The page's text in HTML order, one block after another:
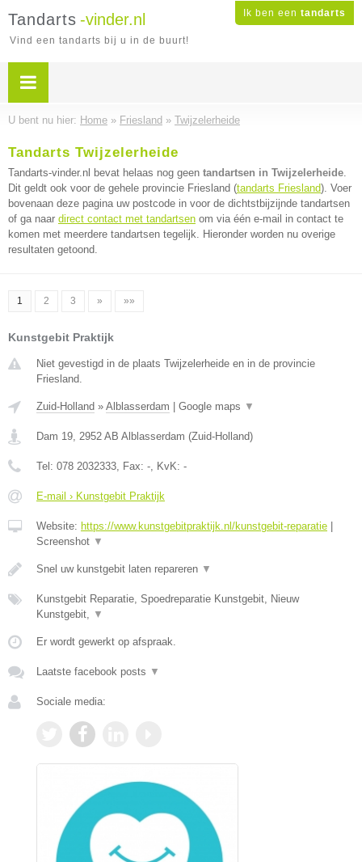
Ik ben een tandarts
Tandarts -vinder.nl
Vind een tandarts bij u in de buurt!
U bent nu hier: Home » Friesland » Twijzelerheide
Tandarts Twijzelerheide
Tandarts-vinder.nl bevat helaas nog geen tandartsen in Twijzelerheide.
Dit geldt ook voor de gehele provincie Friesland (tandarts Friesland). Voer
bovenaan deze pagina uw postcode in voor de dichtstbijzijnde tandartsen
of ga naar direct contact met tandartsen om via één e-mail in contact te
komen met meerdere tandartsen tegelijk. Hieronder worden nu overige
resultaten getoond.
1 2 3 » »»
Kunstgebit Praktijk
Niet gevestigd in de plaats Twijzelerheide en in de provincie
Friesland.
Zuid-Holland » Alblasserdam Google maps ▼
Dam 19, 2952 AB Alblasserdam (Zuid-Holland)
Tel: 078 2032333, Fax: -, KvK: -
E-mail › Kunstgebit Praktijk
Website: https://www.kunstgebitpraktijk.nl/kunstgebit-reparatie
Screenshot ▼
Snel uw kunstgebit laten repareren ▼
Kunstgebit Reparatie, Spoedreparatie Kunstgebit, Nieuw
Kunstgebit, ▼
Er wordt gewerkt op afspraak.
Laatste facebook posts ▼
Sociale media: